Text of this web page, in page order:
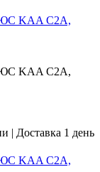
KAA C2A,
KAA C2A,
| Доставка 1 день
KAA C2A,